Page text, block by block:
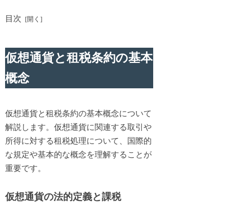
目次
仮想通貨と租税条約の基本
概念
仮想通貨と租税条約の基本概念について
解説します。仮想通貨に関連する取引や
所得に対する租税処理について、国際的
な規定や基本的な概念を理解することが
重要です。
仮想通貨の法的定義と課税